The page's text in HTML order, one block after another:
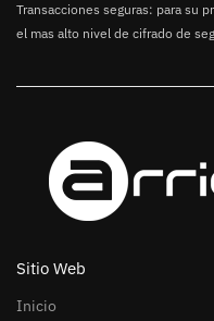
Transacciones seguras: para su
el mas alto nivel de cifrado de
Sitio Web
Inicio